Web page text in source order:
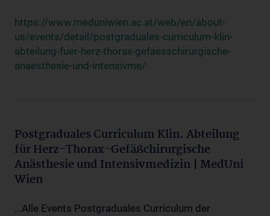
https://www.meduniwien.ac.at/web/en/about-
us/events/detail/postgraduales-curriculum-klin-
abteilung-fuer-herz-thorax-gefaesschirurgische-
anaesthesie-und-intensivme/
Postgraduales Curriculum Klin. Abteilung
für Herz-Thorax-Gefäßchirurgische
Anästhesie und Intensivmedizin | MedUni
Wien
...Alle Events Postgraduales Curriculum der